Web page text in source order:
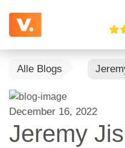
Alle Blogs
December 16, 2022
Jeremy